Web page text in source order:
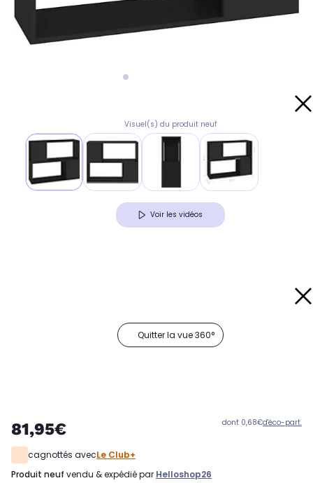
Visuel(s) du produit neuf
Voir les vidéos
Quitter la vue 360°
81,95€ dont 0,68€d'éco-part.
cagnottés avecLe Club+
produit neuf vendu & expédié par Helloshop26